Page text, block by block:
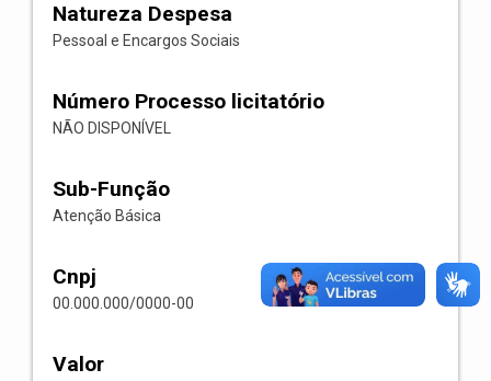
Natureza Despesa
Pessoal e Encargos Sociais
Número Processo licitatório
NÃO DISPONÍVEL
Sub-Função
Atenção Básica
Cnpj
00.000.000/0000-00
Valor